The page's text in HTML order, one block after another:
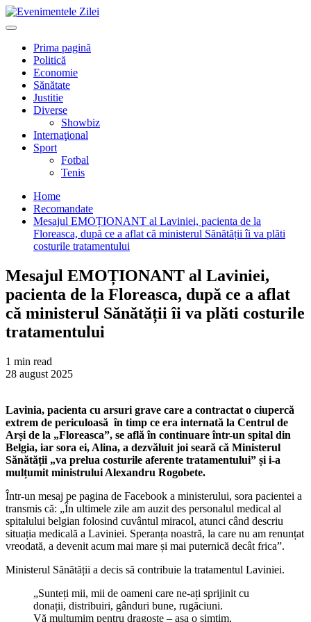
Mergi
la
Primary
Prima pagină
Politică
Economie
Sănătate
Justitie
Diverse
Showbiz
Internaţional
Sport
Fotbal
Tenis
Home
Recomandate
Mesajul EMOȚIONANT al Laviniei, pacienta de la
Floreasca, după ce a aflat că ministerul Sănătății îi va plăti
costurile tratamentului
Mesajul EMOȚIONANT al Laviniei,
pacienta de la Floreasca, după ce a aflat
că ministerul Sănătății îi va plăti costurile
tratamentului
1 min read
28 august 2025
Lavinia, pacienta cu arsuri grave care a contractat o ciupercă
extrem de periculoasă în timp ce era internată la Centrul de
Arși de la „Floreasca”, se află în continuare într-un spital din
Belgia, iar sora ei, Alina, a dezvăluit joi seară că Ministerul
Sănătății „va prelua costurile aferente tratamentului” și i-a
mulțumit ministrului Alexandru Rogobete.
Într-un mesaj pe pagina de Facebook a ministerului, sora pacientei a
transmis că: „În ultimele zile am auzit des personalul medical al
spitalului belgian folosind cuvântul miracol, atunci când descriu
situația medicală a Laviniei. Speranța noastră, la care nu am renunțat
vreodată, a devenit acum mai mare și mai puternică decât frica”.
Ministerul Sănătății a decis să contribuie la tratamentul Laviniei.
„Sunteți mii, mii de oameni care ne-ați sprijinit cu
donații, distribuiri, gânduri bune, rugăciuni.
Vă mulțumim pentru dragoste – așa o simțim,